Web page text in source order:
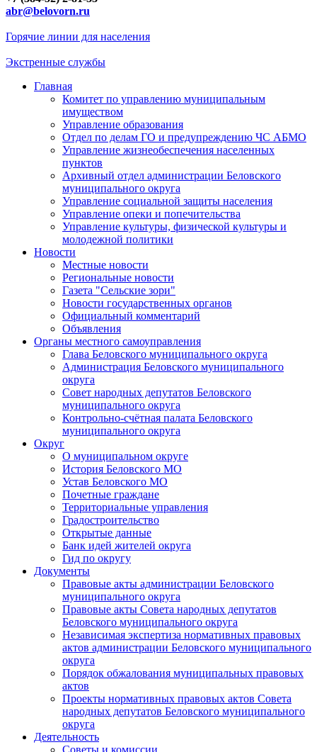
abr@belovorn.ru
Горячие линии для населения
Экстренные службы
Главная
Комитет по управлению муниципальным
имуществом
Управление образования
Отдел по делам ГО и предупреждению ЧС АБМО
Управление жизнеобеспечения населенных
пунктов
Архивный отдел администрации Беловского
муниципального округа
Управление социальной защиты населения
Управление опеки и попечительства
Управление культуры, физической культуры и
молодежной политики
Новости
Местные новости
Региональные новости
Газета "Сельские зори"
Новости государственных органов
Официальный комментарий
Объявления
Органы местного самоуправления
Глава Беловского муниципального округа
Администрация Беловского муниципального
округа
Совет народных депутатов Беловского
муниципального округа
Контрольно-счётная палата Беловского
муниципального округа
Округ
О муниципальном округе
История Беловского МО
Устав Беловского МО
Почетные граждане
Территориальные управления
Градостроительство
Открытые данные
Банк идей жителей округа
Гид по округу
Документы
Правовые акты администрации Беловского
муниципального округа
Правовые акты Совета народных депутатов
Беловского муниципального округа
Независимая экспертиза нормативных правовых
актов администрации Беловского муниципального
округа
Порядок обжалования муниципальных правовых
актов
Проекты нормативных правовых актов Совета
народных депутатов Беловского муниципального
округа
Деятельность
Советы и комиссии